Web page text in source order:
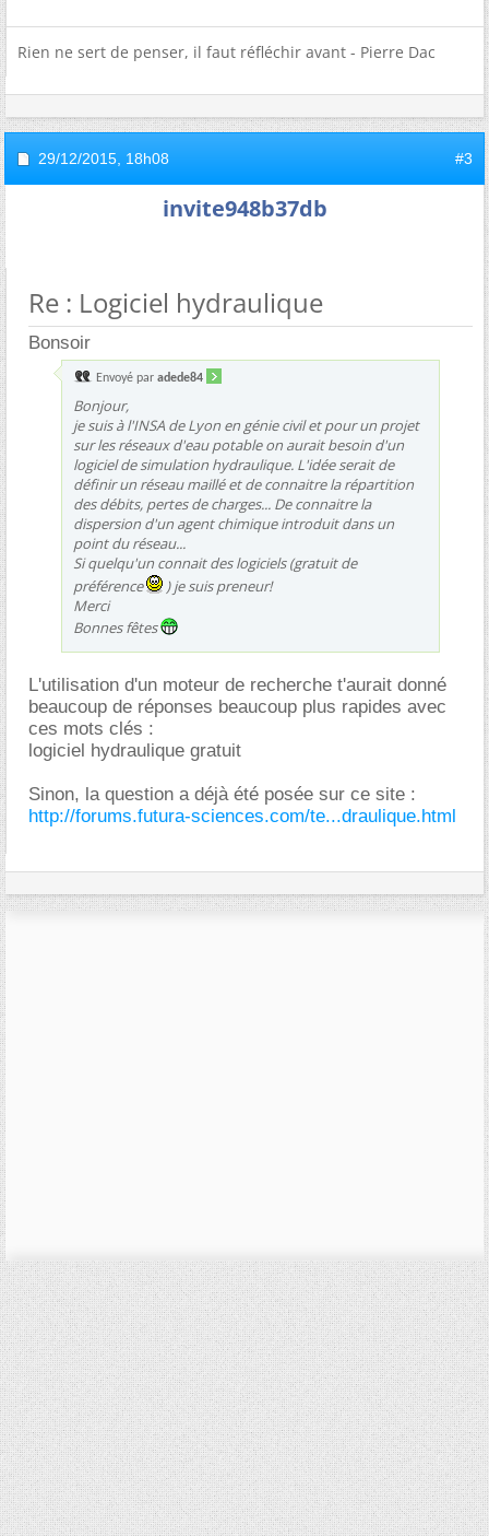
Rien ne sert de penser, il faut réfléchir avant - Pierre Dac
29/12/2015, 18h08 #3
invite948b37db
Re : Logiciel hydraulique
Bonsoir
Envoyé par adede84
Bonjour,
je suis à l'INSA de Lyon en génie civil et pour un projet
sur les réseaux d'eau potable on aurait besoin d'un
logiciel de simulation hydraulique. L'idée serait de
définir un réseau maillé et de connaitre la répartition
des débits, pertes de charges... De connaitre la
dispersion d'un agent chimique introduit dans un
point du réseau...
Si quelqu'un connait des logiciels (gratuit de
préférence
) je suis preneur!
Merci
Bonnes fêtes
L'utilisation d'un moteur de recherche t'aurait donné
beaucoup de réponses beaucoup plus rapides avec
ces mots clés :
logiciel hydraulique gratuit
Sinon, la question a déjà été posée sur ce site :
http://forums.futura-sciences.com/te...draulique.html